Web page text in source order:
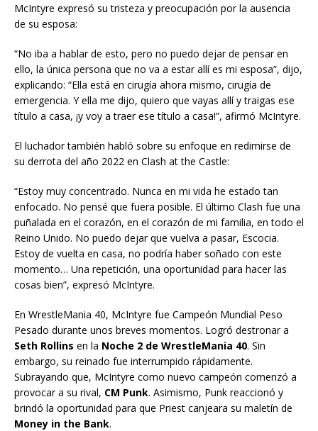
McIntyre expresó su tristeza y preocupación por la ausencia
de su esposa:
“No iba a hablar de esto, pero no puedo dejar de pensar en
ello, la única persona que no va a estar allí es mi esposa”, dijo,
explicando: “Ella está en cirugía ahora mismo, cirugía de
emergencia. Y ella me dijo, quiero que vayas allí y traigas ese
título a casa, ¡y voy a traer ese título a casa!”, afirmó McIntyre.
El luchador también habló sobre su enfoque en redimirse de
su derrota del año 2022 en Clash at the Castle:
“Estoy muy concentrado. Nunca en mi vida he estado tan
enfocado. No pensé que fuera posible. El último Clash fue una
puñalada en el corazón, en el corazón de mi familia, en todo el
Reino Unido. No puedo dejar que vuelva a pasar, Escocia.
Estoy de vuelta en casa, no podría haber soñado con este
momento… Una repetición, una oportunidad para hacer las
cosas bien”, expresó McIntyre.
En WrestleMania 40, McIntyre fue Campeón Mundial Peso
Pesado durante unos breves momentos. Logró destronar a
Seth Rollins en la Noche 2 de WrestleMania 40. Sin
embargo, su reinado fue interrumpido rápidamente.
Subrayando que, McIntyre como nuevo campeón comenzó a
provocar a su rival, CM Punk. Asimismo, Punk reaccionó y
brindó la oportunidad para que Priest canjeara su maletín de
Money in the Bank.